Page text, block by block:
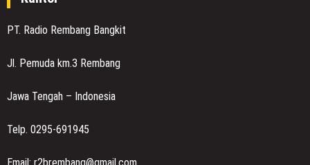
PT. Radio Rembang Bangkit
Jl. Pemuda km.3 Rembang
Jawa Tengah – Indonesia
Telp. 0295-691945
Email: r2brembang@gmail.com